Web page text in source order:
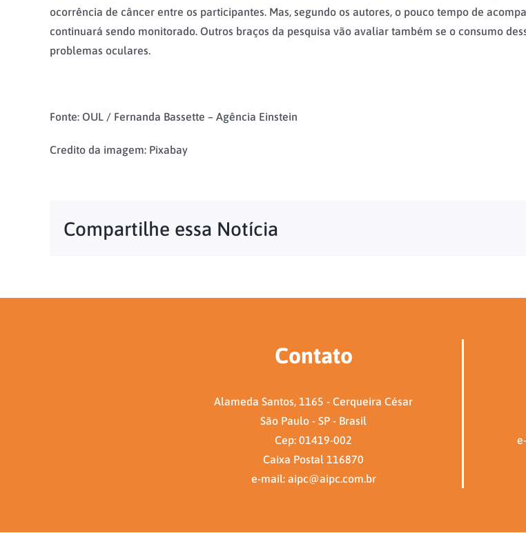
ocorrência de câncer entre os participantes. Mas, segundo os autores, o pouco tempo de
continuará sendo monitorado. Outros braços da pesquisa vão avaliar também se o consumo
problemas oculares.
Fonte: OUL / Fernanda Bassette – Agência Einstein
Credito da imagem: Pixabay
Compartilhe essa Notícia
Contato
Alameda Santos, 1165 - Cerqueira César
São Paulo - SP - Brasil
Cep: 01419-002
Caixa Postal 116870
e-mail: aipc@aipc.com.br